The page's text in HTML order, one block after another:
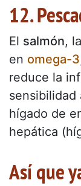
12.
El salmón,
en omega-3
reduce la
sensibilidad
hígado de
hepática
Así que